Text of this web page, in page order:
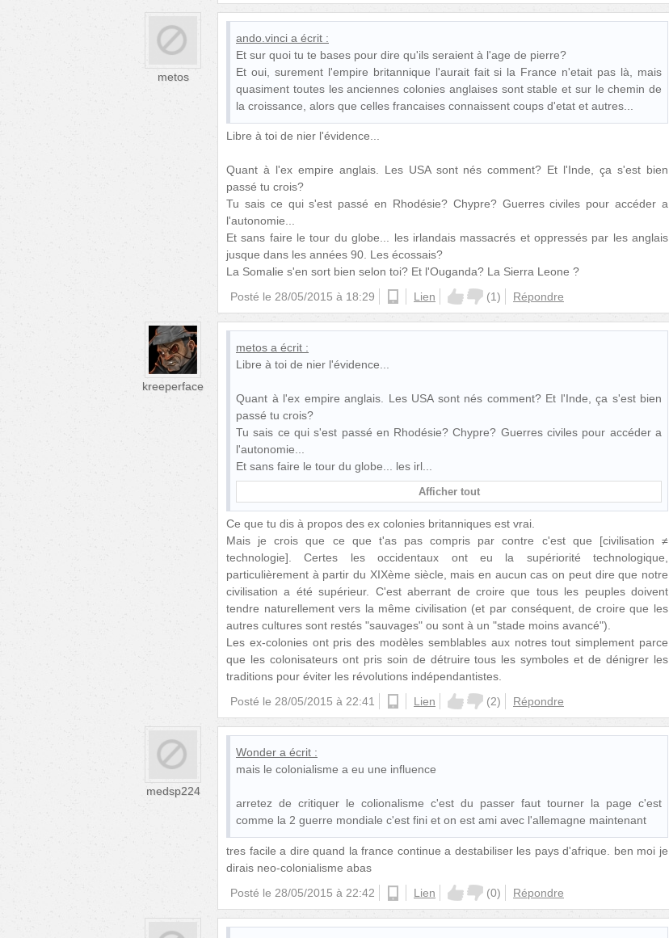
metos
ando.vinci a écrit :
Et sur quoi tu te bases pour dire qu'ils seraient à l'age de pierre?
Et oui, surement l'empire britannique l'aurait fait si la France n'etait pas là, mais
quasiment toutes les anciennes colonies anglaises sont stable et sur le chemin de
la croissance, alors que celles francaises connaissent coups d'etat et autres...
Libre à toi de nier l'évidence...
Quant à l'ex empire anglais. Les USA sont nés comment? Et l'Inde, ça s'est bien
passé tu crois?
Tu sais ce qui s'est passé en Rhodésie? Chypre? Guerres civiles pour accéder a
l'autonomie...
Et sans faire le tour du globe... les irlandais massacrés et oppressés par les anglais
jusque dans les années 90. Les écossais?
La Somalie s'en sort bien selon toi? Et l'Ouganda? La Sierra Leone ?
Posté le 28/05/2015 à 18:29 androidLien (1) Répondre
kreeperface
metos a écrit :
Libre à toi de nier l'évidence...
Quant à l'ex empire anglais. Les USA sont nés comment? Et l'Inde, ça s'est bien
passé tu crois?
Tu sais ce qui s'est passé en Rhodésie? Chypre? Guerres civiles pour accéder a
l'autonomie...
Et sans faire le tour du globe... les irl
Afficher tout
Ce que tu dis à propos des ex colonies britanniques est vrai.
Mais je crois que ce que t'as pas compris par contre c'est que [civilisation ≠
technologie]. Certes les occidentaux ont eu la supériorité technologique,
particulièrement à partir du XIXème siècle, mais en aucun cas on peut dire que notre
civilisation a été supérieur. C'est aberrant de croire que tous les peuples doivent
tendre naturellement vers la même civilisation (et par conséquent, de croire que les
autres cultures sont restés "sauvages" ou sont à un "stade moins avancé").
Les ex-colonies ont pris des modèles semblables aux notres tout simplement parce
que les colonisateurs ont pris soin de détruire tous les symboles et de dénigrer les
traditions pour éviter les révolutions indépendantistes.
Posté le 28/05/2015 à 22:41 androidLien (2) Répondre
medsp224
Wonder a écrit :
mais le colonialisme a eu une influence
arretez de critiquer le colionalisme c'est du passer faut tourner la page c'est
comme la 2 guerre mondiale c'est fini et on est ami avec l'allemagne maintenant
tres facile a dire quand la france continue a destabiliser les pays d'afrique. ben moi je
dirais neo-colonialisme abas
Posté le 28/05/2015 à 22:42 androidLien (0) Répondre